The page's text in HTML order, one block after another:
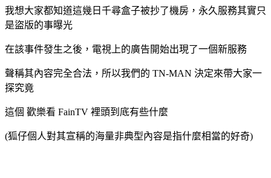
我想大家都知道這幾日千尋盒子被抄了機房，永久服務其實只
是盜版的事曝光
在該事件發生之後，電視上的廣告開始出現了一個新服務
聲稱其內容完全合法，所以我們的 TN-MAN 決定來帶大家一
探究竟
這個 歡樂看 FainTV 裡頭到底有些什麼
(狐仔個人對其宣稱的海量非典型內容是指什麼相當的好奇)